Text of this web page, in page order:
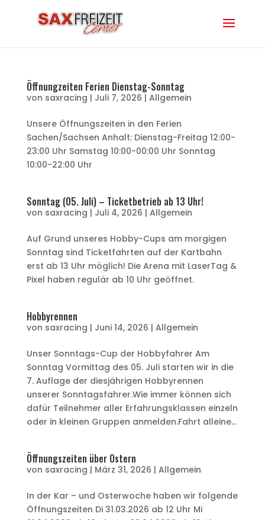
Öffnungzeiten Ferien Dienstag-Sonntag
von saxracing | Juli 7, 2026 | Allgemein
Unsere Öffnungszeiten in den Ferien
Sachen/Sachsen Anhalt: Dienstag-Freitag 12:00-
23:00 Uhr Samstag 10:00-00:00 Uhr Sonntag
10:00-22:00 Uhr
Sonntag (05. Juli) – Ticketbetrieb ab 13 Uhr!
von saxracing | Juli 4, 2026 | Allgemein
Auf Grund unseres Hobby-Cups am morgigen
Sonntag sind Ticketfahrten auf der Kartbahn
erst ab 13 Uhr möglich! Die Arena mit LaserTag &
Pixel haben regulär ab 10 Uhr geöffnet.
Hobbyrennen
von saxracing | Juni 14, 2026 | Allgemein
Unser Sonntags-Cup der Hobbyfahrer Am
Sonntag Vormittag des 05. Juli starten wir in die
7. Auflage der diesjährigen Hobbyrennen
unserer Sonntagsfahrer.Wie immer können sich
dafür Teilnehmer aller Erfahrungsklassen einzeln
oder in kleinen Gruppen anmelden.Fahrt alleine...
Öffnungszeiten über Ostern
von saxracing | März 31, 2026 | Allgemein
In der Kar – und Osterwoche haben wir folgende
Öffnungszeiten Di 31.03.2026 ab 12 Uhr Mi